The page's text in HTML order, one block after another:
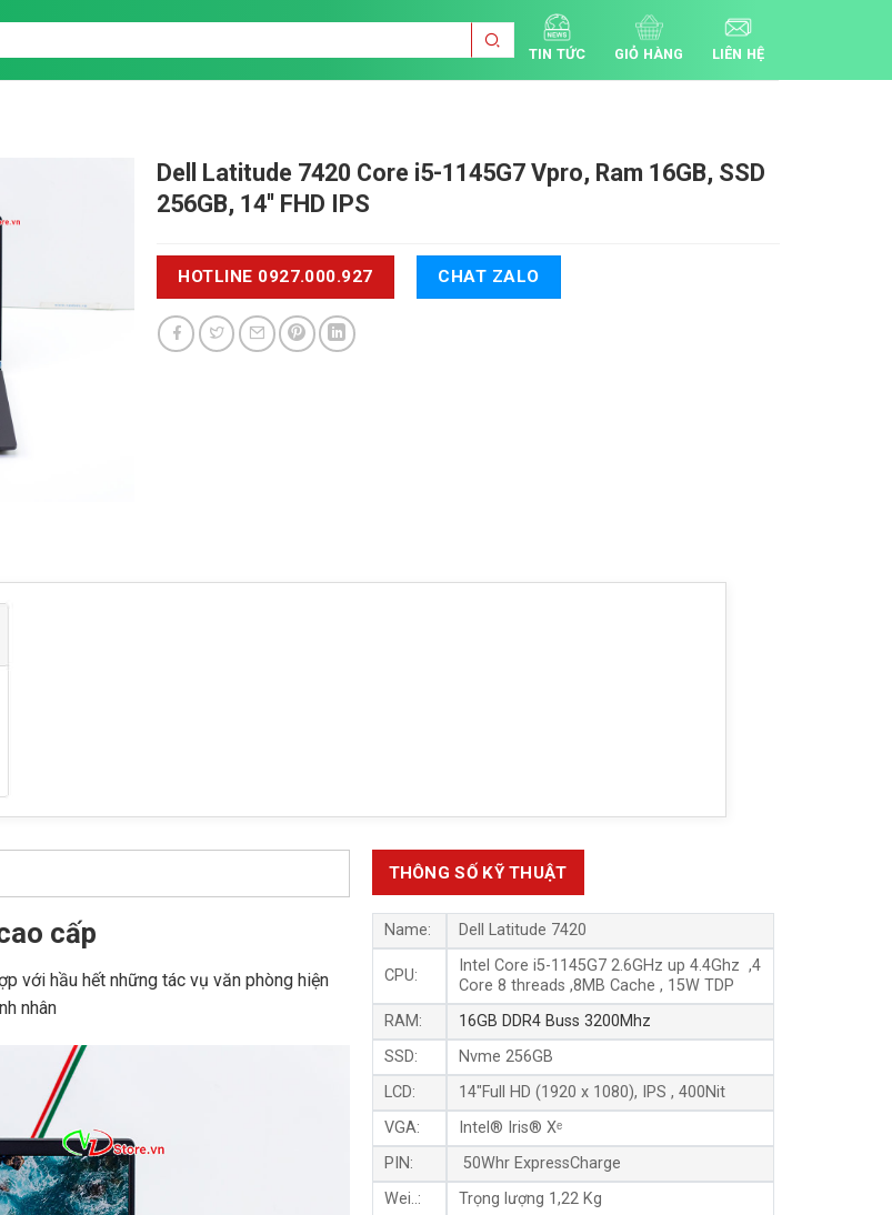
TIN TỨC GIỎ HÀNG LIÊN HỆ
Dell Latitude 7420 Core i5-1145G7 Vpro, Ram 16GB, SSD
256GB, 14'' FHD IPS
HOTLINE 0927.000.927 CHAT ZALO
cấp
với hầu hết những tác vụ văn phòng hiện
nhân
THÔNG SỐ KỸ THUẬT
Name: Dell Latitude 7420
CPU:
Intel Core i5-1145G7 2.6GHz up 4.4Ghz ,4
Core 8 threads ,8MB Cache , 15W TDP
RAM:
16GB DDR4 Buss 3200Mhz
SSD:
Nvme 256GB
LCD:
14″Full HD (1920 x 1080), IPS , 400Nit
VGA:
Intel® Iris® Xᵉ
PIN:
50Whr ExpressCharge
Wei..:
Trọng lượng 1,22 Kg